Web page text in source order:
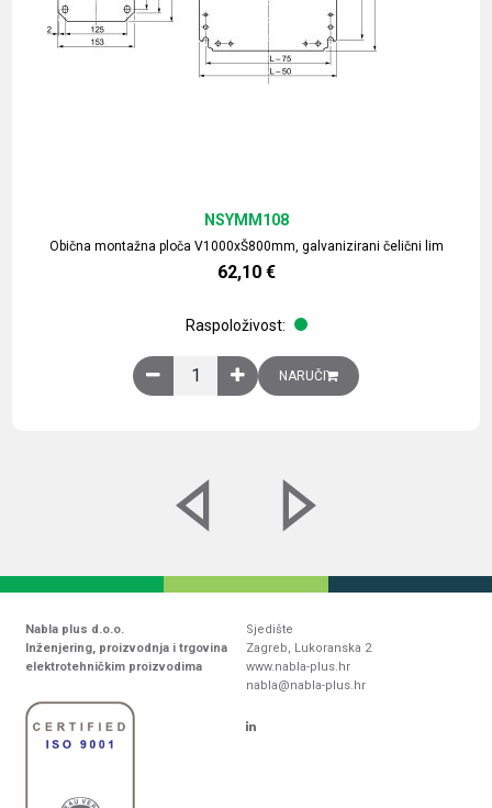
Obična montažna ploča V1000xŠ800mm, galvanizirani čelični lim
NSYMM108
62,10 €
Raspoloživost:
Obična montažna ploča V1000xŠ800mm,
NARUČI
Nabla plus d.o.o.
Inženjering, proizvodnja i trgovina
elektrotehničkim proizvodima
Sjedište
Zagreb, Lukoranska 2
www.nabla-plus.hr
nabla@nabla-plus.hr